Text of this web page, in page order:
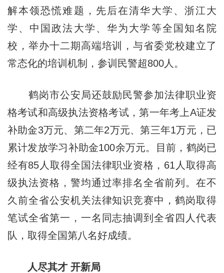
解本领恐慌难题，先后在清华大学、浙江大
学、中国政法大学、华为大学等全国知名院
校，举办十二期高端培训，与省委党校建立了
常态化的培训机制，参训民警超800人。
鹤岗市公安局还鼓励民警参加法律职业资
格考试和高级执法资格考试，第一年考上A证发
补助金3万元、第二年2万元、第三年1万元，已
累计发放学习补助金100余万元。目前，鹤岗已
经有85人取得全国法律职业资格，61人取得高
级执法资格，警均通过率排名全省前列。在不
久前全省公安机关法律知识竞赛中，鹤岗取得
笔试全省第一，一名同志抽调到全省四人代表
队，取得全国第八名好成绩。
人尽其才 开新局